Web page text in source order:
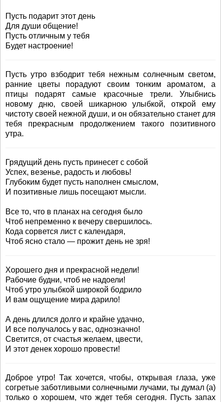
Пусть подарит этот день
Для души общение!
Пусть отличным у тебя
Будет настроение!
Пусть утро взбодрит тебя нежным солнечным светом,
ранние цветы порадуют своим тонким ароматом, а
птицы подарят самые красочные трели. Улыбнись
новому дню, своей шикарною улыбкой, открой ему
чистоту своей нежной души, и он обязательно станет для
тебя прекрасным продолжением такого позитивного
утра.
Грядущий день пусть принесет с собой
Успех, везенье, радость и любовь!
Глубоким будет пусть наполнен смыслом,
И позитивные лишь посещают мысли.
Все то, что в планах на сегодня было
Чтоб непременно к вечеру свершилось.
Кода сорвется лист с календаря,
Чтоб ясно стало — прожит день не зря!
Хорошего дня и прекрасной недели!
Рабочие будни, чтоб не надоели!
Чтоб утро улыбкой широкой бодрило
И вам ощущение мира дарило!
А день длился долго и крайне удачно,
И все получалось у вас, однозначно!
Светится, от счастья желаем, цвести,
И этот денек хорошо провести!
Доброе утро! Так хочется, чтобы, открывая глаза, уже
согретые заботливыми солнечными лучами, ты думал (а)
только о хорошем, что ждет тебя сегодня. Пусть запах